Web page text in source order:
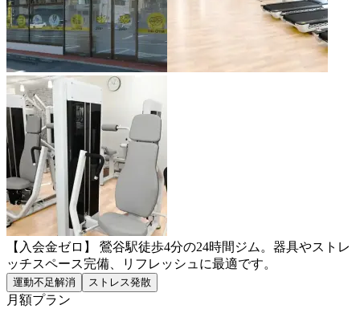
【入会金ゼロ】 鶯谷駅徒歩4分の24時間ジム。器具やストレ
ッチスペース完備、リフレッシュに最適です。
運動不足解消 ストレス発散
月額プラン